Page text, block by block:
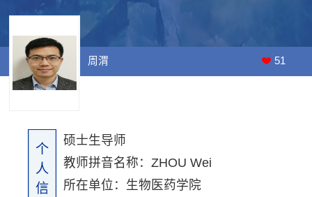
周渭 51
个
人
信
硕士生导师
教师拼音名称：ZHOU Wei
所在单位：生物医药学院